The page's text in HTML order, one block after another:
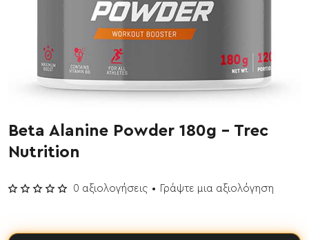
Έχει εξαντληθεί
Beta Alanine Powder 180g - Trec
Nutrition
0 αξιολογήσεις • Γράψτε μια αξιολόγηση